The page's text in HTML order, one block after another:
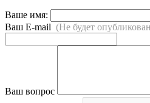
Ваше имя:
Ваш E-mail (Не будет
Ваш вопрос